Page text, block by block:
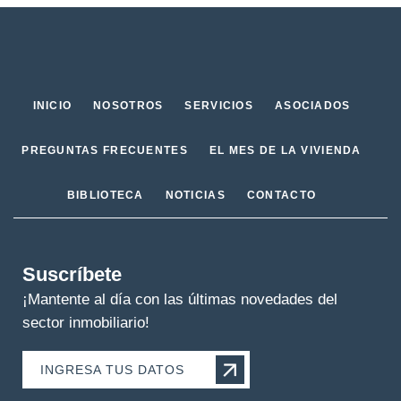
INICIO NOSOTROS SERVICIOS ASOCIADOS
PREGUNTAS FRECUENTES EL MES DE LA VIVIENDA
BIBLIOTECA NOTICIAS CONTACTO
Suscríbete
¡Mantente al día con las últimas novedades del
sector inmobiliario!
INGRESA TUS DATOS